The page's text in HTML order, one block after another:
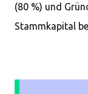
(80 %) und
Stammkapital